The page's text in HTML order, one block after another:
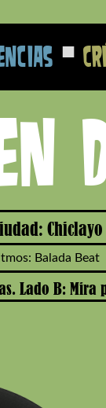
■
Chiclayo
Balada Beat
Lado B: